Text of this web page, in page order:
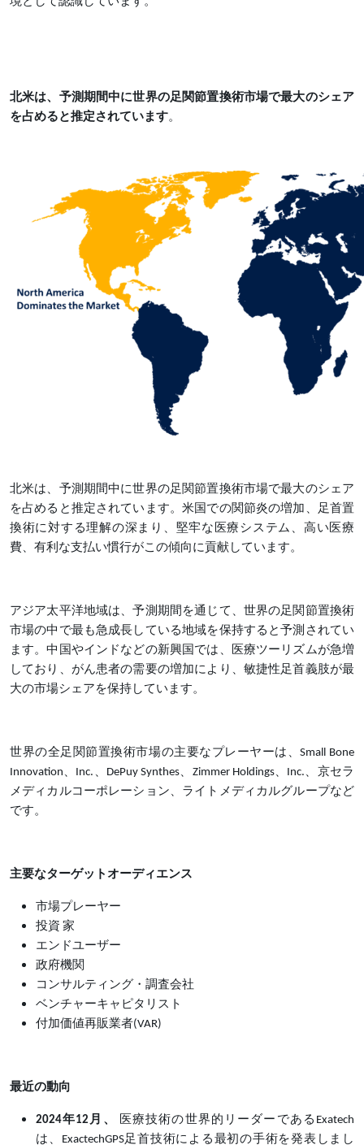
北米は、予測期間中に世界の足関節置換術市場で最大のシェア
を占めると推定されています。
北米は、予測期間中に世界の足関節置換術市場で最大のシェア
を占めると推定されています。米国での関節炎の増加、足首置
換術に対する理解の深まり、堅牢な医療システム、高い医療
費、有利な支払い慣行がこの傾向に貢献しています。
アジア太平洋地域は、予測期間を通じて、世界の足関節置換術
市場の中で最も急成長している地域を保持すると予測されてい
ます。中国やインドなどの新興国では、医療ツーリズムが急増
しており、がん患者の需要の増加により、敏捷性足首義肢が最
大の市場シェアを保持しています。
世界の全足関節置換術市場の主要なプレーヤーは、Small Bone
Innovation、Inc.、DePuy Synthes、Zimmer Holdings、Inc.、京セラ
メディカルコーポレーション、ライトメディカルグループなど
です。
主要なターゲットオーディエンス
市場プレーヤー
投資 家
エンドユーザー
政府機関
コンサルティング・調査会社
ベンチャーキャピタリスト
付加価値再販業者(VAR)
最近の動向
2024年12月、 医療技術の世界的リーダーであるExatech
は、ExactechGPS足首技術による最初の手術を発表しまし